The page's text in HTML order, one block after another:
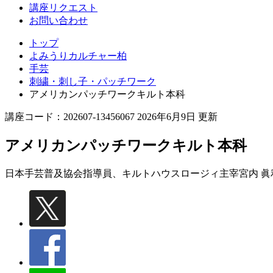
講座リクエスト
お問い合わせ
トップ
よみうりカルチャー柏
手芸
刺繍・刺し子・パッチワーク
アメリカンパッチワークキルト本科
講座コード：202607-13456067 2026年6月9日 更新
アメリカンパッチワークキルト本科
日本手芸普及協会指導員、キルトハウスロージィ主宰宮内 眞